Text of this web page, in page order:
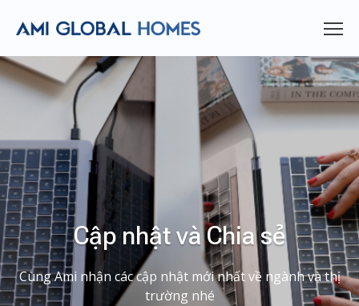
Cập nhật và Chia sẻ
Cùng Ami nhận các cập nhật mới nhất về ngành và thị
trường nhé